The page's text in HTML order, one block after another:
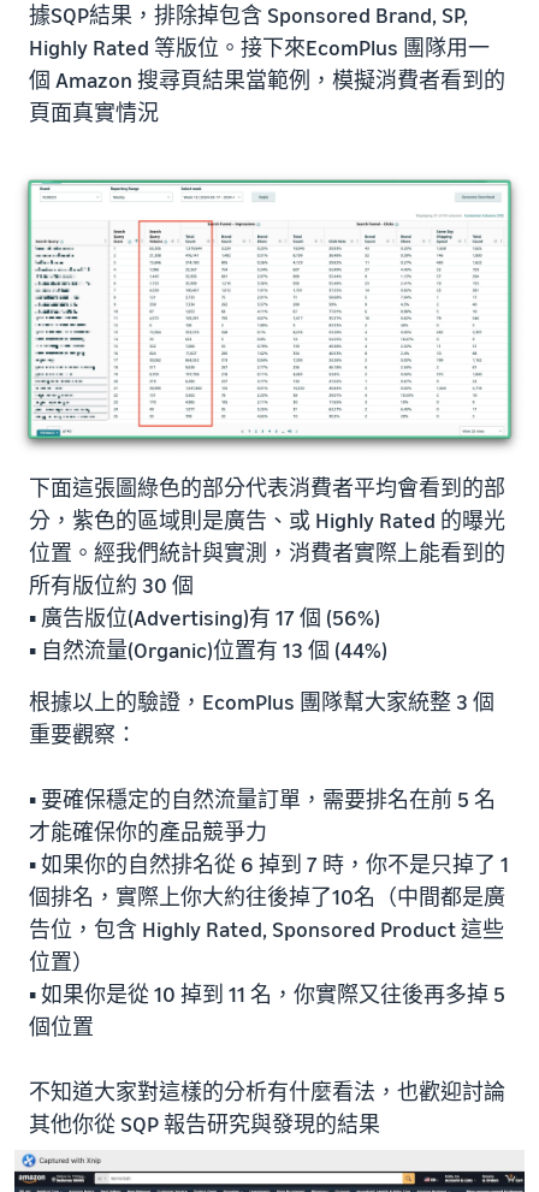
據SQP結果，排除掉包含 Sponsored Brand, SP,
Highly Rated 等版位。接下來EcomPlus 團隊用一
個 Amazon 搜尋頁結果當範例，模擬消費者看到的
頁面真實情況
下面這張圖綠色的部分代表消費者平均會看到的部
分，紫色的區域則是廣告、或 Highly Rated 的曝光
位置。經我們統計與實測，消費者實際上能看到的
所有版位約 30 個
▪️ 廣告版位(Advertising)有 17 個 (56%)
▪️ 自然流量(Organic)位置有 13 個 (44%)
根據以上的驗證，EcomPlus 團隊幫大家統整 3 個
重要觀察：
▪️ 要確保穩定的自然流量訂單，需要排名在前 5 名
才能確保你的產品競爭力
▪️ 如果你的自然排名從 6 掉到 7 時，你不是只掉了 1
個排名，實際上你大約往後掉了10名（中間都是廣
告位，包含 Highly Rated, Sponsored Product 這些
位置）
▪️ 如果你是從 10 掉到 11 名，你實際又往後再多掉 5
個位置
不知道大家對這樣的分析有什麼看法，也歡迎討論
其他你從 SQP 報告研究與發現的結果